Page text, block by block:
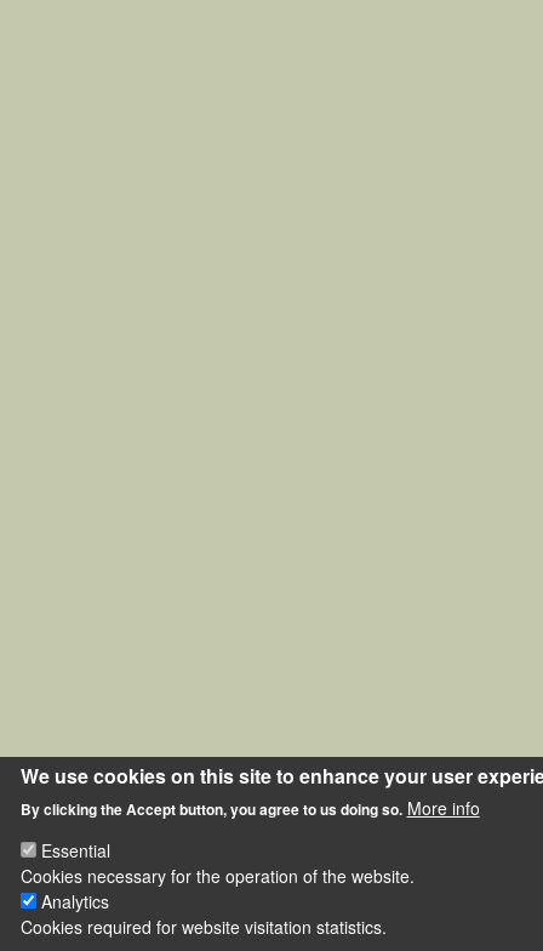
We use cookies on this site to enhance your user
By clicking the Accept button, you agree to us doing so. More info
Essential
Cookies necessary for the operation of the website.
Analytics
Cookies required for website visitation statistics.